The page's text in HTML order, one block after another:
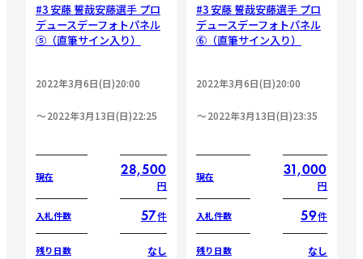
#3 安藤 誓哉安藤選手 プロ
デュースデーフォトパネル
⑤（直筆サイン入り）
2022年3月6日(日)20:00
2022年3月13日(日)22:25
現在 28,500
円
入札件数 57件
残り日数 なし
#3 安藤 誓哉安藤選手 プロ
デュースデーフォトパネル
⑥（直筆サイン入り）
2022年3月6日(日)20:00
2022年3月13日(日)23:35
現在 31,000
円
入札件数 59件
残り日数 なし